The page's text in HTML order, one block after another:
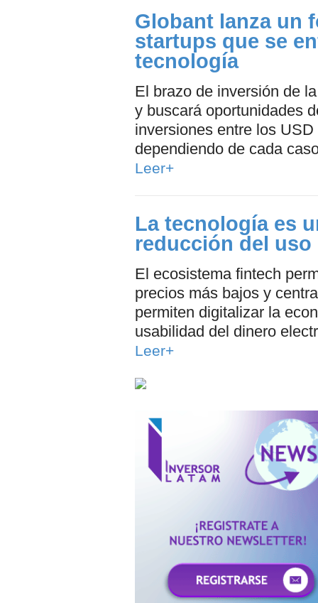
Globant lanza un
startups que se
tecnología
El brazo de inversión de
y buscará oportunidades
inversiones entre los
dependiendo de cada
Leer+
La tecnología es
reducción del
El ecosistema fintech
precios más bajos y
permiten digitalizar la
usabilidad del dinero
Leer+